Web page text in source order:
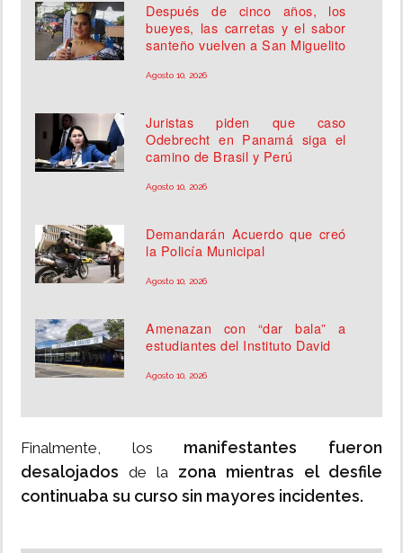
Después de cinco años, los
bueyes, las carretas y el sabor
santeño vuelven a San Miguelito
Agosto 10, 2026
Juristas piden que caso
Odebrecht en Panamá siga el
camino de Brasil y Perú
Agosto 10, 2026
Demandarán Acuerdo que creó
la Policía Municipal
Agosto 10, 2026
Amenazan con “dar bala” a
estudiantes del Instituto David
Agosto 10, 2026
Finalmente, los manifestantes fueron
desalojados de lazona mientras el desfile
continuaba su curso sin mayores incidentes.